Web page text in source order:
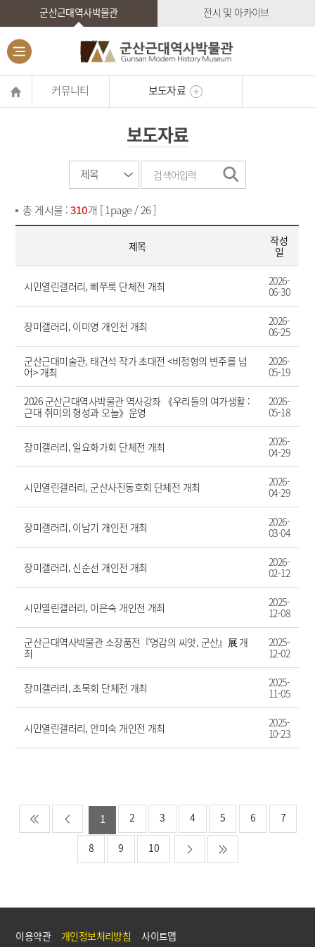
군산근대역사박물관 전시 및 아카이브
커뮤니티 보도자료
보도자료
총 게시물 :310개 [ 1page / 26 ]
제목
작성
일
시민열린갤러리, 삐쭈룩 단체전 개최
2026-
06-30
장미갤러리, 이미영 개인전 개최
2026-
06-25
군산근대미술관, 태건석 작가 초대전 <비정형의 변주를 넘
어> 개최
2026-
05-19
2026 군산근대역사박물관 역사강좌 《우리들의 여가생활 :
근대 취미의 형성과 오늘》운영
2026-
05-18
장미갤러리, 일요화가회 단체전 개최
2026-
04-29
시민열린갤러리, 군산사진동호회 단체전 개최
2026-
04-29
장미갤러리, 이남기 개인전 개최
2026-
03-04
장미갤러리, 신순선 개인전 개최
2026-
02-12
시민열린갤러리, 이은숙 개인전 개최
2025-
12-08
군산근대역사박물관 소장품전『영감의 씨앗, 군산』展 개
최
2025-
12-02
장미갤러리, 초묵회 단체전 개최
2025-
11-05
시민열린갤러리, 안미숙 개인전 개최
2025-
10-23
1 2 3 4 5 6 7
8 9 10
이용약관 개인정보처리방침 사이트맵